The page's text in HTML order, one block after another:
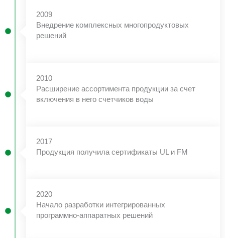
2009
Внедрение комплексных многопродуктовых
решений
2010
Расширение ассортимента продукции за счет
включения в него счетчиков воды
2017
Продукция получила сертификаты UL и FM
2020
Начало разработки интегрированных
программно-аппаратных решений